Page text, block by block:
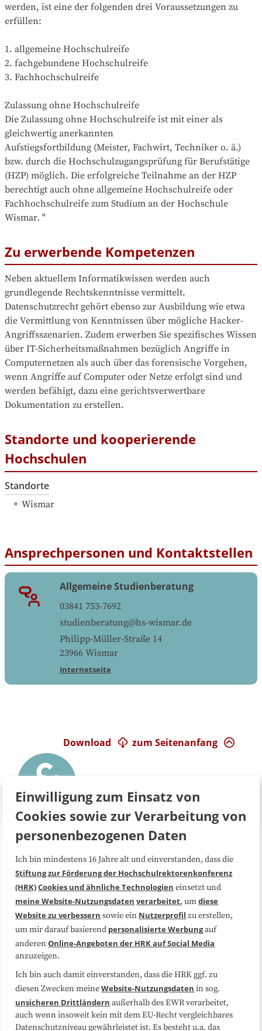
werden, ist eine der folgenden drei Voraussetzungen zu
erfüllen:
1. allgemeine Hochschulreife
2. fachgebundene Hochschulreife
3. Fachhochschulreife
Zulassung ohne Hochschulreife
Die Zulassung ohne Hochschulreife ist mit einer als
gleichwertig anerkannten
Aufstiegsfortbildung (Meister, Fachwirt, Techniker o. ä.)
bzw. durch die Hochschulzugangsprüfung für Berufstätige
(HZP) möglich. Die erfolgreiche Teilnahme an der HZP
berechtigt auch ohne allgemeine Hochschulreife oder
Fachhochschulreife zum Studium an der Hochschule
Wismar. "
Zu erwerbende Kompetenzen
Neben aktuellem Informatikwissen werden auch
grundlegende Rechtskenntnisse vermittelt.
Datenschutzrecht gehört ebenso zur Ausbildung wie etwa
die Vermittlung von Kenntnissen über mögliche Hacker-
Angriffsszenarien. Zudem erwerben Sie spezifisches Wissen
über IT-Sicherheitsmaßnahmen bezüglich Angriffe in
Computernetzen als auch über das forensische Vorgehen,
wenn Angriffe auf Computer oder Netze erfolgt sind und
werden befähigt, dazu eine gerichtsverwertbare
Dokumentation zu erstellen.
Standorte und kooperierende
Hochschulen
Standorte
Wismar
Ansprechpersonen und Kontaktstellen
Allgemeine Studienberatung
03841 753-7692
studienberatung@hs-wismar.de
Philipp-Müller-Straße 14
23966 Wismar
Internetseite
zum Seitenanfang
Download
Über uns FAQ
Medienarbeit Kooperationen
Datenschutzerklärung Impressum
Sitemap
Folgen Sie uns
Einwilligung zum Einsatz von
Cookies sowie zur Verarbeitung von
personenbezogenen Daten
Ich bin mindestens 16 Jahre alt und einverstanden, dass die
Stiftung zur Förderung der Hochschulrektorenkonferenz
(HRK)Cookies und ähnliche Technologien einsetzt und
meine Website-Nutzungsdaten verarbeitet, umdiese
Website zu verbessern sowie ein Nutzerprofil zu erstellen,
um mir darauf basierend personalisierte Werbungauf
anderenOnline-Angeboten der HRK auf Social Media
anzuzeigen.
Ich bin auch damit einverstanden, dass die HRK ggf. zu
diesen Zwecken meineWebsite-Nutzungsdaten in sog.
unsicheren Drittländern außerhalb des EWR verarbeitet,
auch wenn insoweit kein mit dem EU-Recht vergleichbares
Datenschutzniveau gewährleistet ist. Es besteht u.a. das